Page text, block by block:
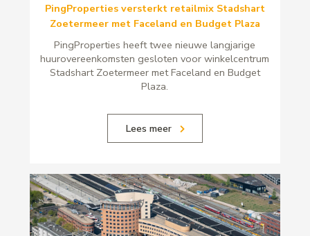
PingProperties versterkt retailmix Stadshart
Zoetermeer met Faceland en Budget Plaza
PingProperties heeft twee nieuwe langjarige
huurovereenkomsten gesloten voor winkelcentrum
Stadshart Zoetermeer met Faceland en Budget
Plaza.
Lees meer